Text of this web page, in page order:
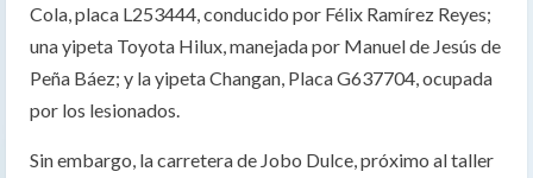
Cola, placa L253444, conducido por Félix Ramírez Reyes;
una yipeta Toyota Hilux, manejada por Manuel de Jesús de
Peña Báez; y la yipeta Changan, Placa G637704, ocupada
por los lesionados.
Sin embargo, la carretera de Jobo Dulce, próximo al taller